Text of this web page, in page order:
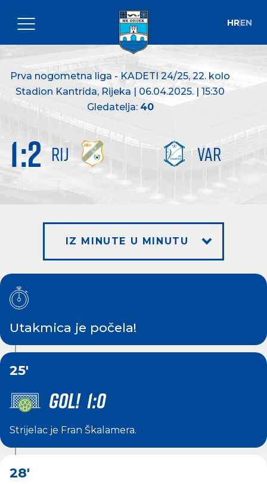
HREN
Prva nogometna liga - KADETI 24/25, 22. kolo
Stadion Kantrida, Rijeka | 06.04.2025. | 15:30
Gledatelja: 40
RIJ VAR
1:2
IZ MINUTE U MINUTU
Utakmica je počela!
25'
GOL! 1:0
Strijelac je Fran Škalamera.
28'